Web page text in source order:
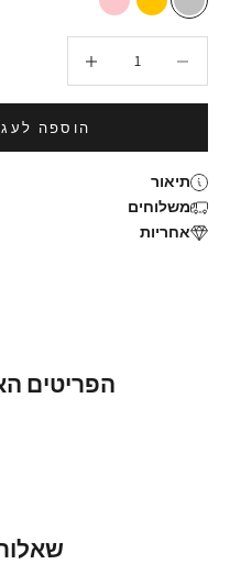
כסף זהב
רוז גולד
הוספה
תיאור
משלוחים
אחריות
הפריטים